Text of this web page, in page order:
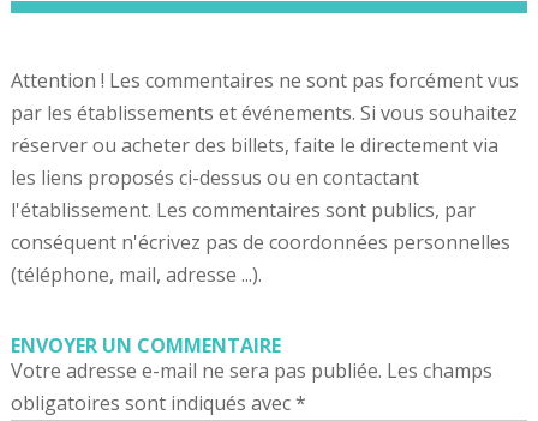
Attention ! Les commentaires ne sont pas forcément vus
par les établissements et événements. Si vous souhaitez
réserver ou acheter des billets, faite le directement via
les liens proposés ci-dessus ou en contactant
l'établissement. Les commentaires sont publics, par
conséquent n'écrivez pas de coordonnées personnelles
(téléphone, mail, adresse ...).
ENVOYER UN COMMENTAIRE
Votre adresse e-mail ne sera pas publiée. Les champs
obligatoires sont indiqués avec*